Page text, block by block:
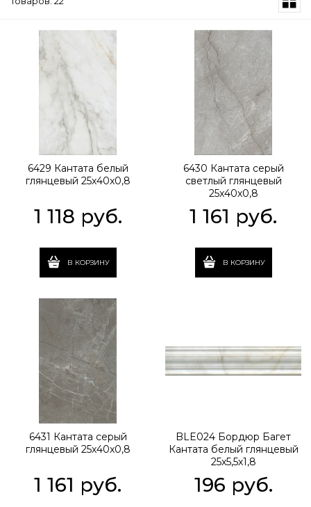
6429 Кантата белый
глянцевый 25x40x0,8
1 118 руб.
В КОРЗИНУ
6430 Кантата серый
светлый глянцевый
25x40x0,8
1 161 руб.
В КОРЗИНУ
6431 Кантата серый
глянцевый 25x40x0,8
1 161 руб.
BLE024 Бордюр Багет
Кантата белый глянцевый
25x5,5x1,8
196 руб.